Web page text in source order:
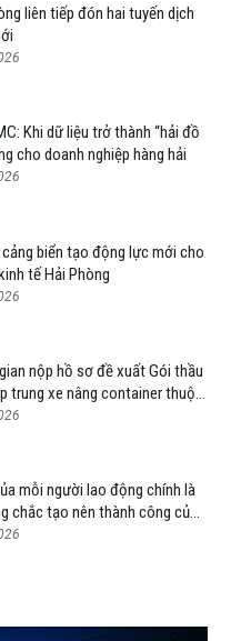
liên tiếp đón hai tuyến dịch
Khi dữ liệu trở thành “hải đồ
cho doanh nghiệp hàng hải
biển tạo động lực mới cho
tế Hải Phòng
nộp hồ sơ đề xuất Gói thầu
trung xe nâng container thuộc
hải Việt Nam – CTCP”
mỗi người lao động chính là
chắc tạo nên thành công của